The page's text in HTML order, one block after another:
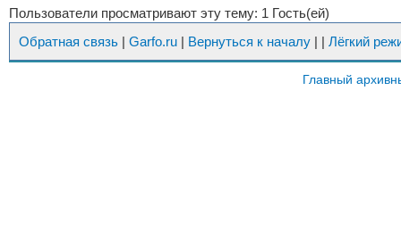
Пользователи просматривают эту тему: 1 Гость(ей)
Обратная связь | Garfo.ru | Вернуться к началу | | Лёгкий
Главный